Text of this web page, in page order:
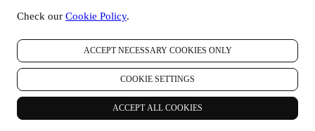
Check our Cookie Policy.
ACCEPT NECESSARY COOKIES ONLY
COOKIE SETTINGS
ACCEPT ALL COOKIES
visitas al Sitio Web (ya sea que sea usuario registrado o no),
como "cookies" y otras tecnologías similares (incluidos los
píxeles de seguimiento en los correos electrónicos), para
mejorar nuestros servicios y anuncios, o para nuestro análisis
estadístico - en la mayoría de los casos no podremos
identificarlo a través de esta información técnica. Para obtener
información sobre la recopilación de datos a través de
cookies, consulte nuestra Política de Cookiesaquí).